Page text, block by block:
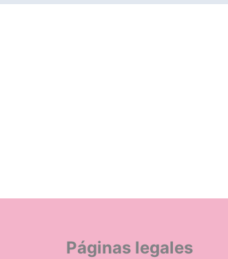
Páginas legales